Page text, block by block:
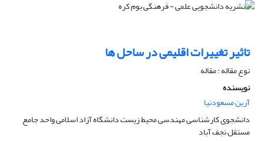
تاثیر تغییرات اقلیمی در ساحل ها
نوع مقاله : مقاله
نویسنده
آرین مسعودنیا
دانشجوی کارشناسی مهندسی محیط زیست دانشگاه آزاد اسلامی واحد جامع
مستقل نجف آباد